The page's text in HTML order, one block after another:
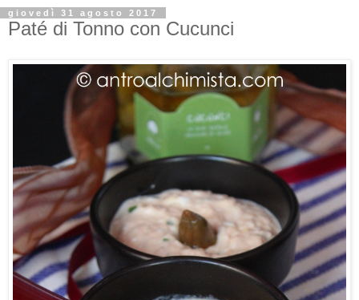
giovedì 31 agosto 2017
Paté di Tonno con Cucunci